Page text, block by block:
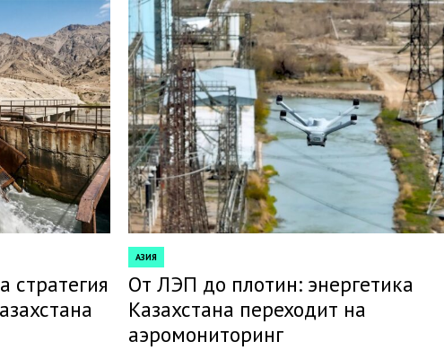
стратегия
POSTED
IN
АЗИЯ
От ЛЭП до плотин: энергетика
Казахстана переходит на
аэромониторинг